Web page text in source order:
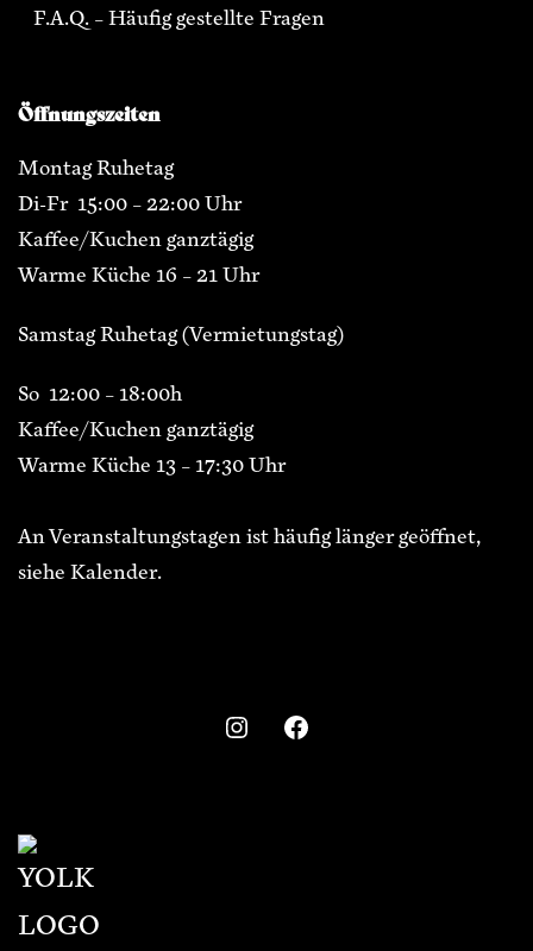
F.A.Q. – Häufig gestellte Fragen
Öffnungszeiten
Montag Ruhetag
Di-Fr 15:00 – 22:00 Uhr
Kaffee/Kuchen ganztägig
Warme Küche 16 – 21 Uhr
Samstag Ruhetag (Vermietungstag)
So 12:00 – 18:00h
Kaffee/Kuchen ganztägig
Warme Küche 13 – 17:30 Uhr
An Veranstaltungstagen ist häufig länger geöffnet,
siehe Kalender.